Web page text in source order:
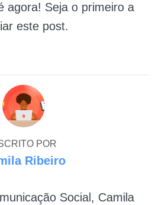
agora! Seja o primeiro a
este post.
POR
Ribeiro
Social, Camila